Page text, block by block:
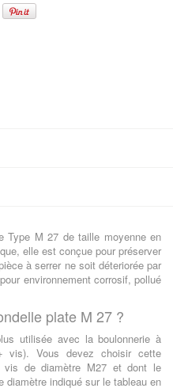
Type M 27 de taille moyenne en
elle est conçue pour préserver
à serrer ne soit déteriorée par
environnement corrosif, pollué
plate M 27 ?
utilisée avec la boulonnerie à
vis). Vous devez choisir cette
vis de diamètre M27 et dont le
indiqué sur le tableau en